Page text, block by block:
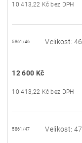
10 413,22 Kč bez DPH
5861/46 Velikost: 46
12 600 Kč
10 413,22 Kč bez DPH
5861/47 Velikost: 47